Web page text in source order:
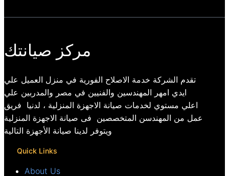
مركز صيانتك
تقدم الشركة خدمة الاصلاح الفورية في منزل العميل علي
ايدي امهر المهندسين والفنيين في مصر والمدربين علي
اعلي مستوي لخدمات صيانة الاجهزة المنزلية ، لدنيا فريق
عمل من المهندسن المتخصصين فى صيانة الاجهزة المنزلية
ويتوفر لدينا صيانة الأجهزة التالية
Quick Links
About Us